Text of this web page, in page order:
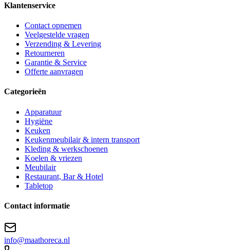
Klantenservice
Contact opnemen
Veelgestelde vragen
Verzending & Levering
Retourneren
Garantie & Service
Offerte aanvragen
Categorieën
Apparatuur
Hygiëne
Keuken
Keukenmeubilair & intern transport
Kleding & werkschoenen
Koelen & vriezen
Meubilair
Restaurant, Bar & Hotel
Tabletop
Contact informatie
info@maathoreca.nl